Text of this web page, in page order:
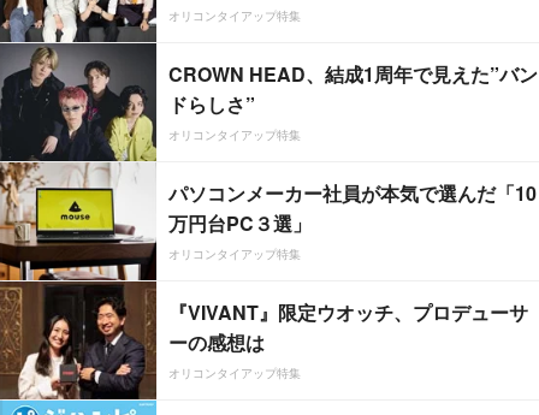
オリコンタイアップ特集
CROWN HEAD、結成1周年で見えた”バン
ドらしさ”
オリコンタイアップ特集
パソコンメーカー社員が本気で選んだ「10
万円台PC３選」
オリコンタイアップ特集
『VIVANT』限定ウオッチ、プロデューサ
ーの感想は
オリコンタイアップ特集